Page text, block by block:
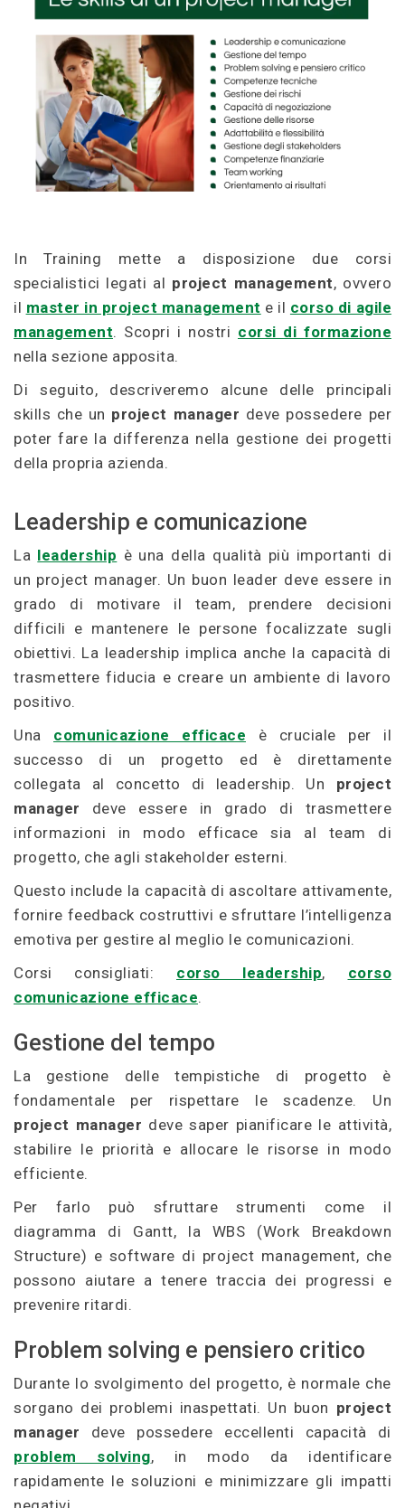
In Training mette a disposizione due corsi
specialistici legati al project management, ovvero
il master in project management e il corso di agile
management. Scopri i nostri corsi di formazione
nella sezione apposita.
Di seguito, descriveremo alcune delle principali
skills che un project manager deve possedere per
poter fare la differenza nella gestione dei progetti
della propria azienda.
Leadership e comunicazione
La leadership è una della qualità più importanti di
un project manager. Un buon leader deve essere in
grado di motivare il team, prendere decisioni
difficili e mantenere le persone focalizzate sugli
obiettivi. La leadership implica anche la capacità di
trasmettere fiducia e creare un ambiente di lavoro
positivo.
Una comunicazione efficace è cruciale per il
successo di un progetto ed è direttamente
collegata al concetto di leadership. Un project
manager deve essere in grado di trasmettere
informazioni in modo efficace sia al team di
progetto, che agli stakeholder esterni.
Questo include la capacità di ascoltare attivamente,
fornire feedback costruttivi e sfruttare l’intelligenza
emotiva per gestire al meglio le comunicazioni.
Corsi consigliati: corso leadership, corso
comunicazione efficace.
Gestione del tempo
La gestione delle tempistiche di progetto è
fondamentale per rispettare le scadenze. Un
project manager deve saper pianificare le attività,
stabilire le priorità e allocare le risorse in modo
efficiente.
Per farlo può sfruttare strumenti come il
diagramma di Gantt, la WBS (Work Breakdown
Structure) e software di project management, che
possono aiutare a tenere traccia dei progressi e
prevenire ritardi.
Problem solving e pensiero critico
Durante lo svolgimento del progetto, è normale che
sorgano dei problemi inaspettati. Un buon project
manager deve possedere eccellenti capacità di
problem solving, in modo da identificare
rapidamente le soluzioni e minimizzare gli impatti